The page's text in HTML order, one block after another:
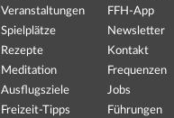
Veranstaltungen
Spielplätze
Rezepte
Meditation
Ausflugsziele
Freizeit-Tipps
FFH-App
Newsletter
Kontakt
Frequenzen
Jobs
Führungen